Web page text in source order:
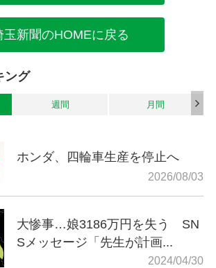
玉新聞のHOMEに戻る
ング
週間 月間
ホンダ、四輪車生産を停止へ
2026/08/03
大惨事…娘3186万円を失う SN
Sメッセージ「先生が計画...
2024/04/30